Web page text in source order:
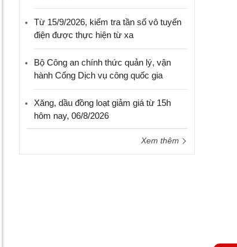
Từ 15/9/2026, kiểm tra tần số vô tuyến
điện được thực hiện từ xa
Bộ Công an chính thức quản lý, vận
hành Cổng Dịch vụ công quốc gia
Xăng, dầu đồng loạt giảm giá từ 15h
hôm nay, 06/8/2026
Xem thêm